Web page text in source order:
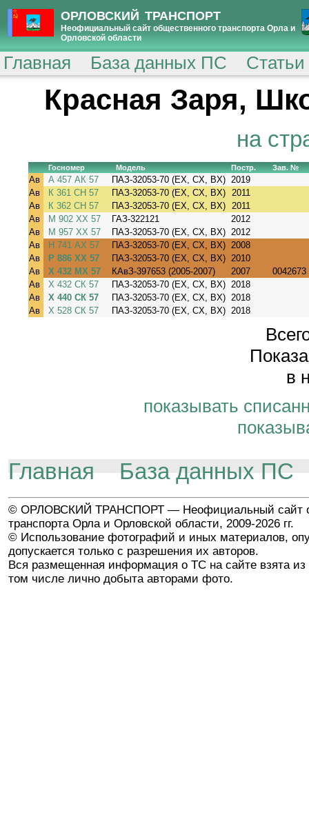
ОРЛОВСКИЙ ТРАНСПОРТ
Неофициальный сайт общественного транспорта Орла и
Орловской области
Главная База данных ПС
Красная Заря,
на
Госномер Модель Постр. Зав. №
Ав А 457 АК 57 ПАЗ-32053-70 (EX, CX, BX)
2019
Ав
К 361 СН 57 ПАЗ-32053-70 (EX, CX, BX)
2011
Ав
К 362 СН 57 ПАЗ-32053-70 (EX, CX, BX)
2011
Ав
М 902 ХХ 57 ГАЗ-322121
2012
Ав
М 957 ХХ 57 ПАЗ-32053-70 (EX, CX, BX)
2012
Ав
Н 741 АХ 57 ПАЗ-32053-70 (EX, CX, BX)
2008
Ав
Р 886 ХХ 57 ПАЗ-32053-70 (EX, CX, BX)
2010
Ав
Х 432 МХ 57 КАвЗ-397653 (2005-2007) 2007
0042673
Ав
Х 432 СК 57 ПАЗ-32053-70 (EX, CX, BX)
2018
Ав
Х 440 СК 57 ПАЗ-32053-70 (EX, CX, BX)
2018
Ав
Х 528 СК 57 ПАЗ-32053-70 (EX, CX, BX) 2018
в
показывать
Главная База данных ПС
© ОРЛОВСКИЙ ТРАНСПОРТ — Неофициальный сайт
транспорта Орла и Орловской области, 2009-2026 гг.
© Использование фотографий и иных материалов,
допускается только с разрешения их авторов.
Вся размещенная информация о ТС на сайте взята из
том числе лично добыта авторами фото.